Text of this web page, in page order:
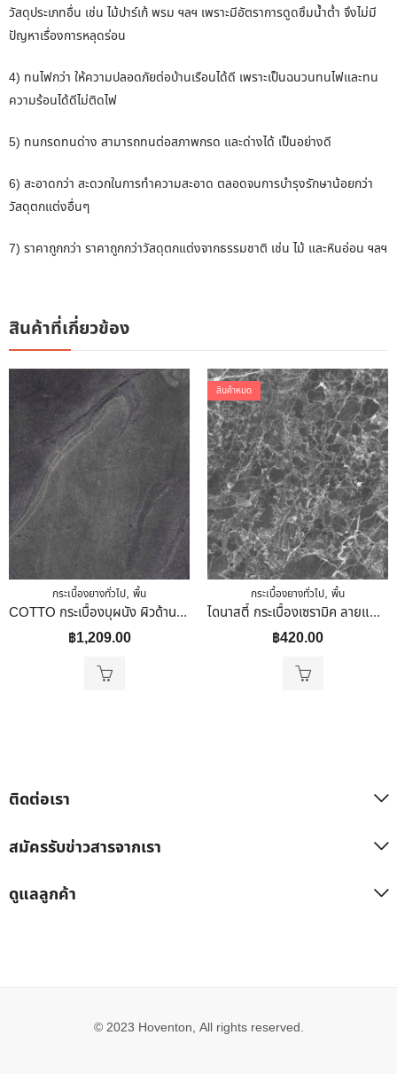
วัสดุประเภทอื่น เช่น ไม้ปาร์เก้ พรม ฯลฯ เพราะมีอัตราการดูดซึมน้ำต่ำ จึงไม่มี
ปัญหาเรื่องการหลุดร่อน
4) ทนไฟกว่า ให้ความปลอดภัยต่อบ้านเรือนได้ดี เพราะเป็นฉนวนทนไฟและทน
ความร้อนได้ดีไม่ติดไฟ
5) ทนกรดทนด่าง สามารถทนต่อสภาพกรด และด่างได้ เป็นอย่างดี
6) สะอาดกว่า สะดวกในการทำความสะอาด ตลอดจนการบำรุงรักษาน้อยกว่า
วัสดุตกแต่งอื่นๆ
7) ราคาถูกกว่า ราคาถูกกว่าวัสดุตกแต่งจากธรรมชาติ เช่น ไม้ และหินอ่อน ฯลฯ
สินค้าที่เกี่ยวข้อง
กระเบื้องยางทั่วไป, พื้น
COTTO กระเบื้องบุผนัง ผิวด้าน 60×60 Cm. (24″X24″) เอ็ม-สโตน กราไฟต์ ตัดขอบ
฿1,209.00
สินค้าหมด
กระเบื้องยางทั่วไป, พื้น
ไดนาสตี้ กระเบื้องเซรามิค ลายแฟร้งค์กี้ (หน้ามัน)60 X 60 (PREMIUM)
฿420.00
ติดต่อเรา
สมัครรับข่าวสารจากเรา
ดูแลลูกค้า
© 2023 Hoventon, All rights reserved.